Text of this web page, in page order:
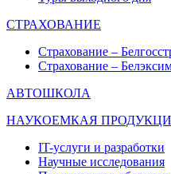
СТРАХОВАНИЕ
Страхование –
Страхование –
АВТОШКОЛА
НАУКОЕМКАЯ
IT-услуги и разработки
Научные исследования